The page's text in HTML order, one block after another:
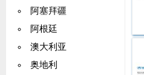
阿塞拜疆
阿根廷
澳大利亚
奥地利